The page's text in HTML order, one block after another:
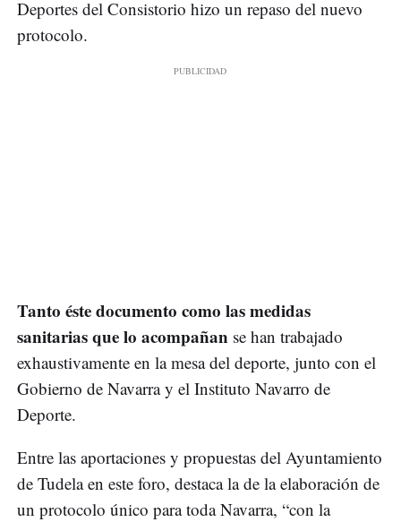
Deportes del Consistorio hizo un repaso del nuevo
protocolo.
Tanto éste documento como las medidas
sanitarias que lo acompañan se han trabajado
exhaustivamente en la mesa del deporte, junto con el
Gobierno de Navarra y el Instituto Navarro de
Deporte.
Entre las aportaciones y propuestas del Ayuntamiento
de Tudela en este foro, destaca la de la elaboración de
un protocolo único para toda Navarra, “con la